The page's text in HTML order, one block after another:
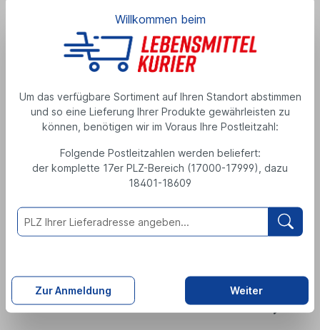
Willkommen beim
Um das verfügbare Sortiment auf Ihren Standort abstimmen
und so eine Lieferung Ihrer Produkte gewährleisten zu
können, benötigen wir im Voraus Ihre Postleitzahl:
Folgende Postleitzahlen werden beliefert:
der komplette 17er PLZ-Bereich (17000-17999), dazu
18401-18609
Zur Anmeldung Weiter
Jever Fun 6/0,33l
Produktnummer: 092999
Alkoholgehalt: 0.5 %
MEHRWEGPFAND
Alkoholfreies Bier
( 1 Liter = 2,77 € )
zzgl. 0,48 € Pfand
5,49 €
M
e
n
Nährwerte